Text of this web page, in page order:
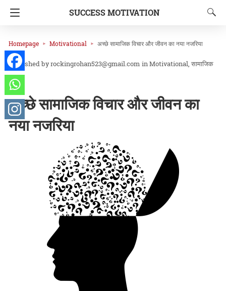
SUCCESS MOTIVATION
Homepage Motivational अच्छे सामाजिक विचार और जीवन का नया नजरिया
rockingrohan523@gmail.com inMotivational सामाजिक
मुद्दे
अच्छे सामाजिक विचार और जीवन का
नया नजरिया